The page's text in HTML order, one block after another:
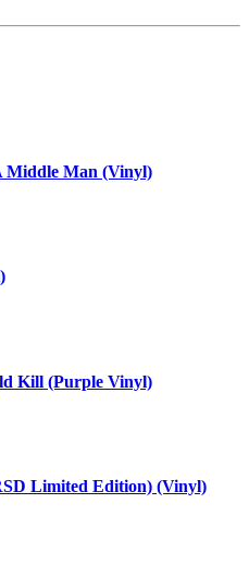
Middle Man (Vinyl)
Kill (Purple Vinyl)
Limited Edition) (Vinyl)